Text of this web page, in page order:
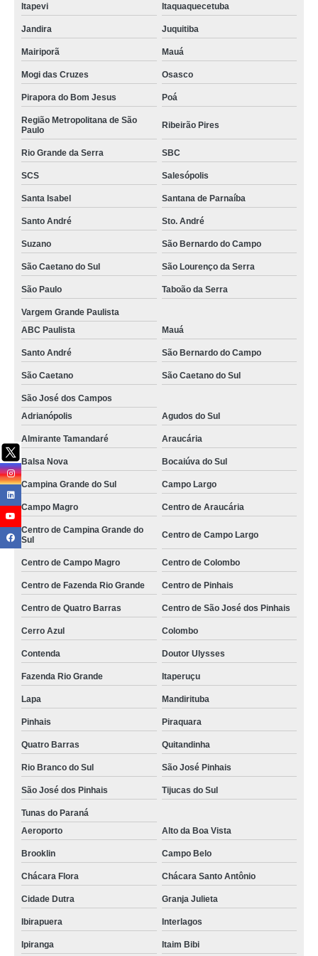
empresa de logística Juquitiba
empresa logística reversa telefone Embu-Guaçu
onde tem empresa logística reversa Toledo
empresas de logística terceirizada Vila Andrade
empresa logística telefone Cidade Dutra
contato de empresa de logística hospitalar Colombo
onde tem empresa de transporte e logística Vargem Grande Paulista
empresa de transporte e logística Osasco
onde tem empresa logística terceirizada Santa Isabel
empresas logísticas terceirizadas Adrianópolis
onde tem empresa logística ecommerce Lapa
empresa logística terceirizada telefone Santa Bárbara d'Oeste
empresa logística terceirizada telefone Butantã
empresa de logística e transporte telefone Carambeí
empresa de logística hospitalar telefone Sorocaba
empresas de transporte e logística São Paulo
empresa de logística telefone Taboão da Serra
empresa logística e almoxarifado Aricanduva
empresa de logística hospitalar Poços de Caldas
empresas de transporte e logística Itaperuçu
contato de empresa logística e almoxarifado Varginha
empresa de transporte e logística telefone ABCD
empresas logísticas Cabo Verde
onde tem empresa de logística e transporte Casa Verde
empresas logísticas São José dos Campos
empresa logística ecommerce telefone Guararema
empresas logísticas e almoxarifado Vila Madalena
empresas de logística hospitalar São Caetano
onde tem empresa logística Diadema
contato de empresa de serviços logísticos Cabo Verde
onde tem empresa logística e almoxarifado Indaiatuba
onde tem empresa de logística Taubaté
contato de empresa de logística Itaim Bibi
empresa de logística hospitalar Quatro Barras
empresas de logística e transporte Zona Oeste
empresa de logística e transporte telefone Santo Amaro
Itapevi Itaquaquecetuba
Jandira Juquitiba
Mairiporã Mauá
Mogi das Cruzes Osasco
Pirapora do Bom Jesus Poá
Região Metropolitana de São
Paulo
Ribeirão Pires
Rio Grande da Serra SBC
SCS Salesópolis
Santa Isabel Santana de Parnaíba
Santo André Sto. André
Suzano São Bernardo do Campo
São Caetano do Sul São Lourenço da Serra
São Paulo Taboão da Serra
Vargem Grande Paulista
ABC Paulista
Mauá
Santo André São Bernardo do Campo
São Caetano São Caetano do Sul
São José dos Campos
Adrianópolis
Agudos do Sul
Almirante Tamandaré Araucária
Balsa Nova Bocaiúva do Sul
Campina Grande do Sul Campo Largo
Campo Magro Centro de Araucária
Centro de Campina Grande do
Sul
Centro de Campo Largo
Centro de Campo Magro Centro de Colombo
Centro de Fazenda Rio Grande Centro de Pinhais
Centro de Quatro Barras Centro de São José dos Pinhais
Cerro Azul Colombo
Contenda Doutor Ulysses
Fazenda Rio Grande Itaperuçu
Lapa Mandirituba
Pinhais Piraquara
Quatro Barras Quitandinha
Rio Branco do Sul São José Pinhais
São José dos Pinhais Tijucas do Sul
Tunas do Paraná
Aeroporto
Alto da Boa Vista
Brooklin Campo Belo
Chácara Flora Chácara Santo Antônio
Cidade Dutra Granja Julieta
Ibirapuera Interlagos
Ipiranga Itaim Bibi